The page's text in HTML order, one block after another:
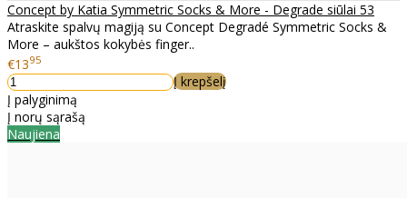
Concept by Katia Symmetric Socks & More - Degrade siūlai 53
Atraskite spalvų magiją su Concept Degradé Symmetric Socks &
More – aukštos kokybės finger..
€1395
Į krepšelį
Į palyginimą
Į norų sąrašą
Naujiena